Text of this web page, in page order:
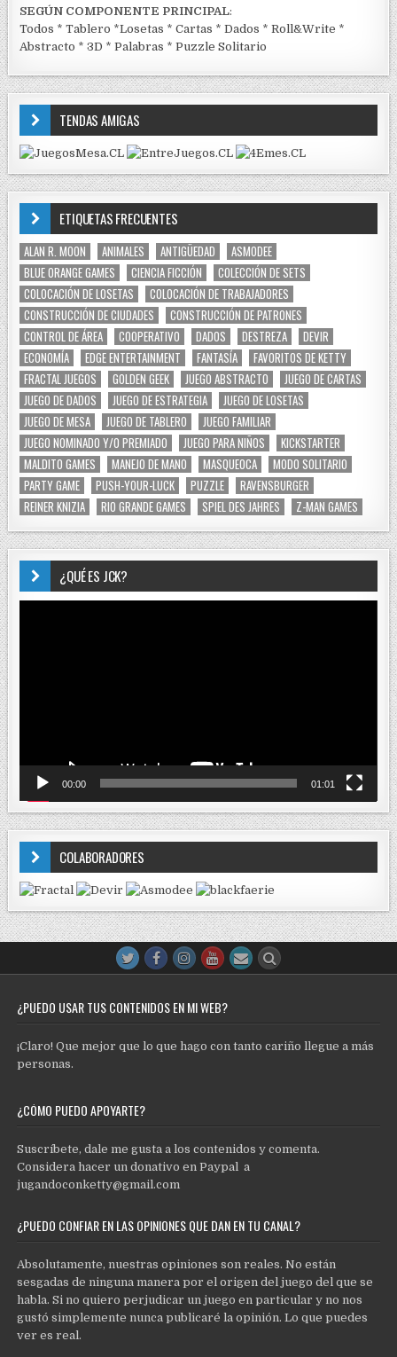
SEGÚN COMPONENTE PRINCIPAL:
Todos *Tablero *Losetas *Cartas *Dados *Roll&Write *
Abstracto *3D *Palabras *Puzzle Solitario
TENDAS AMIGAS
ETIQUETAS FRECUENTES
ALAN R. MOON ANIMALES ANTIGÜEDAD
ASMODEE
BLUE ORANGE GAMES
CIENCIA FICCIÓN
COLECCIÓN DE SETS
COLOCACIÓN DE LOSETAS
COLOCACIÓN DE TRABAJADORES
CONSTRUCCIÓN DE CIUDADES
CONSTRUCCIÓN DE PATRONES
CONTROL DE ÁREA
COOPERATIVO DADOS DESTREZA
DEVIR
ECONOMÍA
EDGE ENTERTAINMENT FANTASÍA
FAVORITOS DE KETTY
FRACTAL JUEGOS
GOLDEN GEEK JUEGO ABSTRACTO
JUEGO DE CARTAS
JUEGO DE DADOS
JUEGO DE ESTRATEGIA
JUEGO DE LOSETAS
JUEGO DE MESA
JUEGO DE TABLERO
JUEGO FAMILIAR
JUEGO NOMINADO Y/O PREMIADO
JUEGO PARA NIÑOS
KICKSTARTER
MALDITO GAMES
MANEJO DE MANO MASQUEOCA
MODO SOLITARIO
PARTY GAME
PUSH-YOUR-LUCK PUZZLE
RAVENSBURGER
REINER KNIZIA
RIO GRANDE GAMES SPIEL DES JAHRES Z-MAN GAMES
¿QUÉ ES JCK?
00:00 01:01
COLABORADORES
¿PUEDO USAR TUS CONTENIDOS EN MI WEB?
¡Claro! Que mejor que lo que hago con tanto cariño llegue a más
personas.
¿CÓMO PUEDO APOYARTE?
Suscríbete, dale me gusta a los contenidos y comenta.
Considera hacer un donativo en Paypal a
jugandoconketty@gmail.com
¿PUEDO CONFIAR EN LAS OPINIONES QUE DAN EN TU CANAL?
Absolutamente, nuestras opiniones son reales. No están
sesgadas de ninguna manera por el origen del juego del que se
habla. Si no quiero perjudicar un juego en particular y no nos
gustó simplemente nunca publicaré la opinión. Lo que puedes
ver es real.